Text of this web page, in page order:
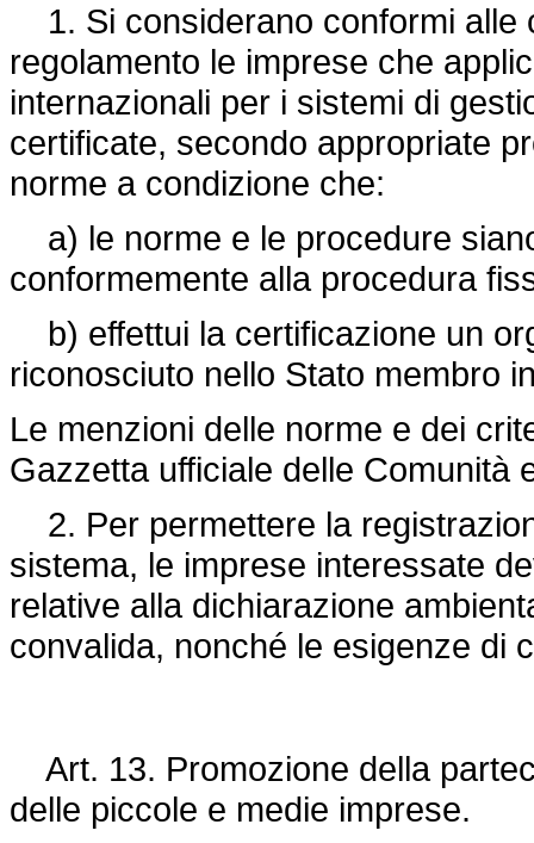
1. Si considerano conformi alle
regolamento le imprese che
internazionali per i sistemi di
certificate, secondo appropriate
norme a condizione che:
a) le norme e le procedure
conformemente alla procedura
b) effettui la certificazione un
riconosciuto nello Stato membro
Le menzioni delle norme e dei
Gazzetta ufficiale delle Comunità
2. Per permettere la
sistema, le imprese interessate
relative alla dichiarazione
convalida, nonché le esigenze di
Art. 13. Promozione della
delle piccole e medie imprese.